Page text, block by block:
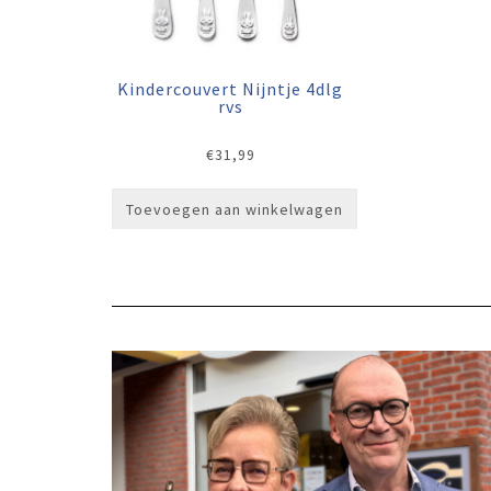
Kindercouvert Nijntje 4dlg
rvs
€31,99
Toevoegen aan winkelwagen